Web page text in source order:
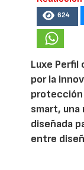
624
Luxe Perfil
por la
protección
smart, una
diseñada
entre